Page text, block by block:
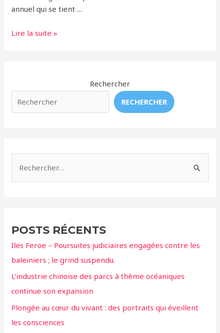
annuel qui se tient …
Robert
dans
les
protester
contre
le
Lire la suite »
Rechercher
RECHERCHER
r
c
h
e
r
:
POSTS RÉCENTS
Iles Feroe – Poursuites judiciaires engagées contre les
baleiniers ; le grind suspendu.
L’industrie chinoise des parcs à thème océaniques
continue son expansion
Plongée au cœur du vivant : des portraits qui éveillent
les consciences